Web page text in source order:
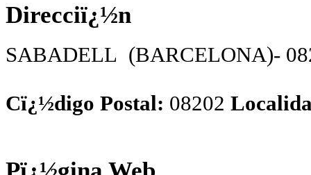
Direcciï¿½n
SABADELL (BARCELONA)-
Cï¿½digo Postal: 08202